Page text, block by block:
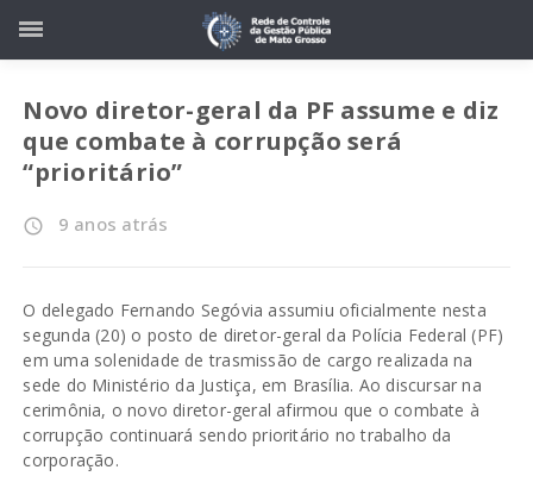
Novo diretor-geral da PF assume e diz
que combate à corrupção será
“prioritário”
access_time 9 anos atrás
O delegado Fernando Segóvia assumiu oficialmente nesta
segunda (20) o posto de diretor-geral da Polícia Federal (PF)
em uma solenidade de trasmissão de cargo realizada na
sede do Ministério da Justiça, em Brasília. Ao discursar na
cerimônia, o novo diretor-geral afirmou que o combate à
corrupção continuará sendo prioritário no trabalho da
corporação.